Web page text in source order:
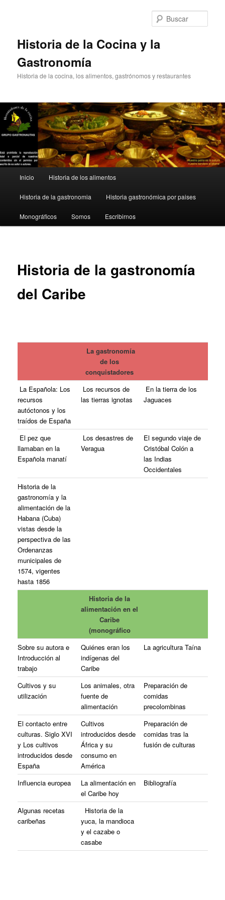
Historia de la Cocina y la
Gastronomía
Historia de la cocina, los alimentos, gastrónomos y restaurantes
principal
Inicio Historia de los alimentos
Historia de la gastronomia Historia gastronómica por paises
Monográficos Somos Escribirnos
Historia de la gastronomía
del Caribe
La gastronomía
de los
conquistadores
La Española: Los
recursos
autóctonos y los
traídos de España
Los recursos de
las tierras ignotas
En la tierra de los
Jaguaces
El pez que
llamaban en la
Española manatí
Los desastres de
Veragua
El segundo viaje de
Cristóbal Colón a
las Indias
Occidentales
Historia de la
gastronomía y la
alimentación de la
Habana (Cuba)
vistas desde la
perspectiva de las
Ordenanzas
municipales de
1574, vigentes
hasta 1856
Historia de la
alimentación en el
Caribe
(monográfico
Sobre su autora e
Introducción al
trabajo
Quiénes eran los
indígenas del
Caribe
La agricultura Taína
Cultivos y su
utilización
Los animales, otra
fuente de
alimentación
Preparación de
comidas
precolombinas
El contacto entre
culturas. Siglo XVI
y Los cultivos
introducidos desde
España
Cultivos
introducidos desde
África y su
consumo en
América
Preparación de
comidas tras la
fusión de culturas
Influencia europea
La alimentación en
el Caribe hoy
Bibliografía
Algunas recetas
caribeñas
Historia de la
yuca, la mandioca
y el cazabe o
casabe